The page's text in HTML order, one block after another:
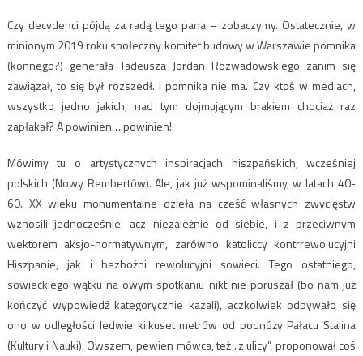
Czy decydenci pójdą za radą tego pana – zobaczymy. Ostatecznie, w
minionym 2019 roku społeczny komitet budowy w Warszawie pomnika
(konnego?) generała Tadeusza Jordan Rozwadowskiego zanim się
zawiązał, to się był rozszedł. I pomnika nie ma. Czy ktoś w mediach,
wszystko jedno jakich, nad tym dojmującym brakiem chociaż raz
zapłakał? A powinien… powinien!
Mówimy tu o artystycznych inspiracjach hiszpańskich, wcześniej
polskich (Nowy Rembertów). Ale, jak już wspominaliśmy, w latach 40-
60. XX wieku monumentalne dzieła na cześć własnych zwycięstw
wznosili jednocześnie, acz niezależnie od siebie, i z przeciwnym
wektorem aksjo-normatywnym, zarówno katoliccy kontrrewolucyjni
Hiszpanie, jak i bezbożni rewolucyjni sowieci. Tego ostatniego,
sowieckiego wątku na owym spotkaniu nikt nie poruszał (bo nam już
kończyć wypowiedź kategorycznie kazali), aczkolwiek odbywało się
ono w odległości ledwie kilkuset metrów od podnóży Pałacu Stalina
(Kultury i Nauki). Owszem, pewien mówca, też „z ulicy”, proponował coś